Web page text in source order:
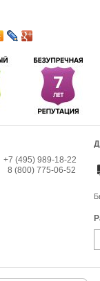
+7 (495) 989-18-22
8 (800) 775-06-52